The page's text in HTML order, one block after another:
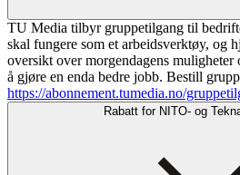
TU Media tilbyr gruppetilgang til
skal fungere som et arbeidsverktøy, og
oversikt over morgendagens
å gjøre en enda bedre jobb. Bestill
https://abonnement.tumedia.no/
Rabatt for NITO- og